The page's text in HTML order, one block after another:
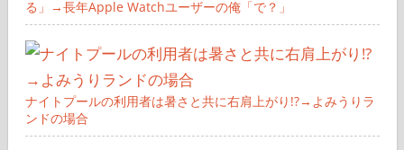
る」→長年Apple Watchユーザーの俺「で？」
ナイトプールの利用者は暑さと共に右肩上がり!?→よみうりラ
ンドの場合